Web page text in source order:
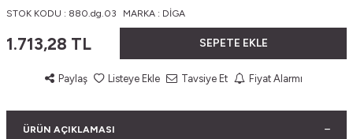
STOK KODU : 880.dg.03 MARKA : DİGA
1.713,28 TL SEPETE EKLE
Paylaş Listeye Ekle Tavsiye Et Fiyat Alarmı
ÜRÜN AÇIKLAMASI